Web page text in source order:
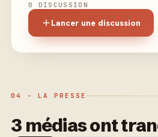
0 DISCUSSION
Lancer une discussion
04 - LA PRESSE
3 médias ont